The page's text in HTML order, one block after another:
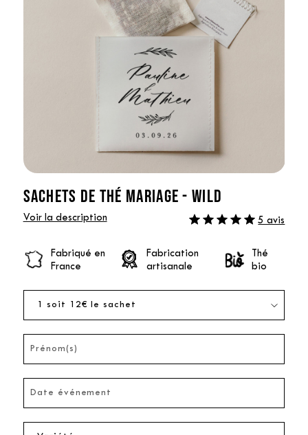
SACHETS DE THÉ MARIAGE - WILD
Voir la description 5 avis
Fabriqué en
France
Fabrication
artisanale
Thé
bio